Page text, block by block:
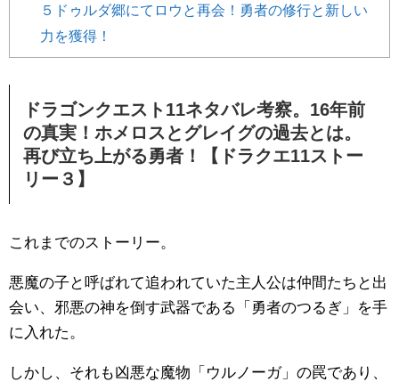
５ドゥルダ郷にてロウと再会！勇者の修行と新しい
力を獲得！
ドラゴンクエスト11ネタバレ考察。16年前
の真実！ホメロスとグレイグの過去とは。
再び立ち上がる勇者！【ドラクエ11ストー
リー３】
これまでのストーリー。
悪魔の子と呼ばれて追われていた主人公は仲間たちと出
会い、邪悪の神を倒す武器である「勇者のつるぎ」を手
に入れた。
しかし、それも凶悪な魔物「ウルノーガ」の罠であり、